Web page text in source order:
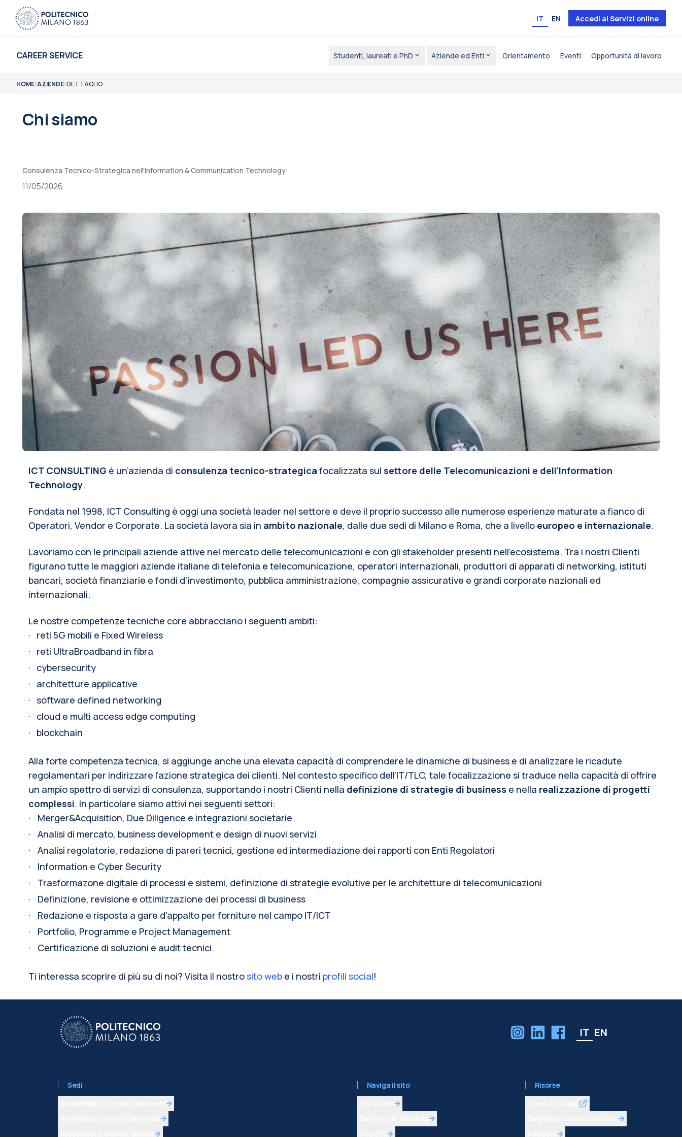
IT EN Accedi ai Servizi online
CAREER SERVICE Studenti, laureati e PhD Aziende ed Enti Orientamento Eventi Opportunità di lavoro
HOME/AZIENDE/DETTAGLIO
Chi siamo
Consulenza Tecnico-Strategica nell'Information & Communication Technology
11/05/2026
ICT CONSULTING è un’azienda di consulenza tecnico-strategica focalizzata sul settore delle Telecomunicazioni e dell'Information
Technology.
Fondata nel 1998, ICT Consulting è oggi una società leader nel settore e deve il proprio successo alle numerose esperienze maturate a fianco di
Operatori, Vendor e Corporate. La società lavora sia in ambito nazionale, dalle due sedi di Milano e Roma, che a livello europeo e internazionale.
Lavoriamo con le principali aziende attive nel mercato delle telecomunicazioni e con gli stakeholder presenti nell’ecosistema. Tra i nostri Clienti
figurano tutte le maggiori aziende italiane di telefonia e telecomunicazione, operatori internazionali, produttori di apparati di networking, istituti
bancari, società finanziarie e fondi d'investimento, pubblica amministrazione, compagnie assicurative e grandi corporate nazionali ed
internazionali.
Le nostre competenze tecniche core abbracciano i seguenti ambiti:
· reti 5G mobili e Fixed Wireless
· reti UltraBroadband in fibra
· cybersecurity
· architetture applicative
· software defined networking
· cloud e multi access edge computing
· blockchain
Alla forte competenza tecnica, si aggiunge anche una elevata capacità di comprendere le dinamiche di business e di analizzare le ricadute
regolamentari per indirizzare l’azione strategica dei clienti. Nel contesto specifico dell’IT/TLC, tale focalizzazione si traduce nella capacità di offrire
un ampio spettro di servizi di consulenza, supportando i nostri Clienti nella definizione di strategie di business e nella realizzazione di progetti
complessi. In particolare siamo attivi nei seguenti settori:
·
Merger&Acquisition, Due Diligence e integrazioni societarie
·
Analisi di mercato, business development e design di nuovi servizi
·
Analisi regolatorie, redazione di pareri tecnici, gestione ed intermediazione dei rapporti con Enti Regolatori
·
Information e Cyber Security
·
Trasformazone digitale di processi e sistemi, definizione di strategie evolutive per le architetture di telecomunicazioni
·
Definizione, revisione e ottimizzazione dei processi di business
·
Redazione e risposta a gare d'appalto per forniture nel campo IT/ICT
·
Portfolio, Programme e Project Management
·
Certificazione di soluzioni e audit tecnici.
Ti interessa scoprire di più su di noi? Visita il nostro sito web e i nostri profili social!
IT EN
Sedi
Naviga il sito
Risorse